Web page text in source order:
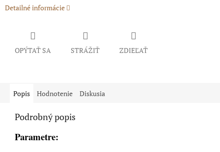
Detailné informácie
OPÝTAŤ SA STRÁŽIŤ ZDIEĽAŤ
Popis Hodnotenie Diskusia
Podrobný popis
Parametre: